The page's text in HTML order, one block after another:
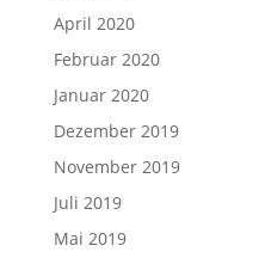
April 2020
Februar 2020
Januar 2020
Dezember 2019
November 2019
Juli 2019
Mai 2019